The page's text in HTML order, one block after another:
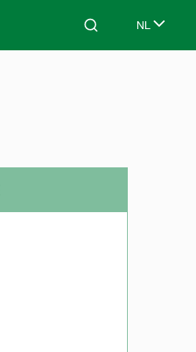
Search NL
Select